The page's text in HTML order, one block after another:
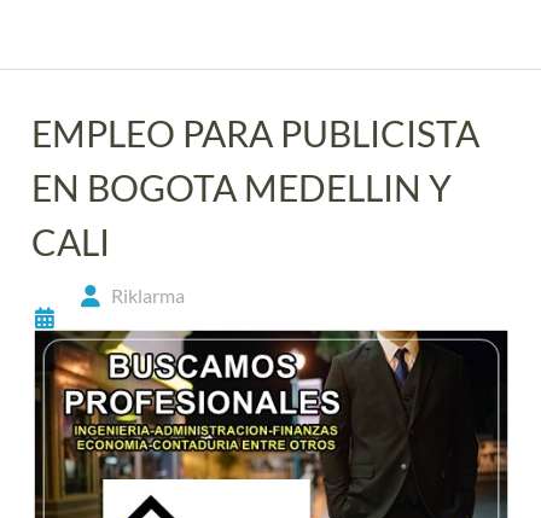
EMPLEO PARA PUBLICISTA
EN BOGOTA MEDELLIN Y
CALI
Riklarma